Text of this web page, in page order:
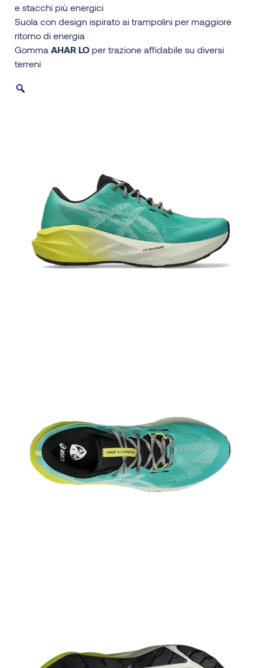
e stacchi più energici
Suola con design ispirato ai trampolini per maggiore
ritorno di energia
Gomma AHAR LO per trazione affidabile su diversi
terreni